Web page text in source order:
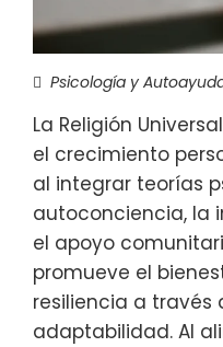
Psicología y
La Religión
el crecimiento
al integrar teorías
autoconciencia, la
el apoyo
promueve el
resiliencia a través
adaptabilidad. Al